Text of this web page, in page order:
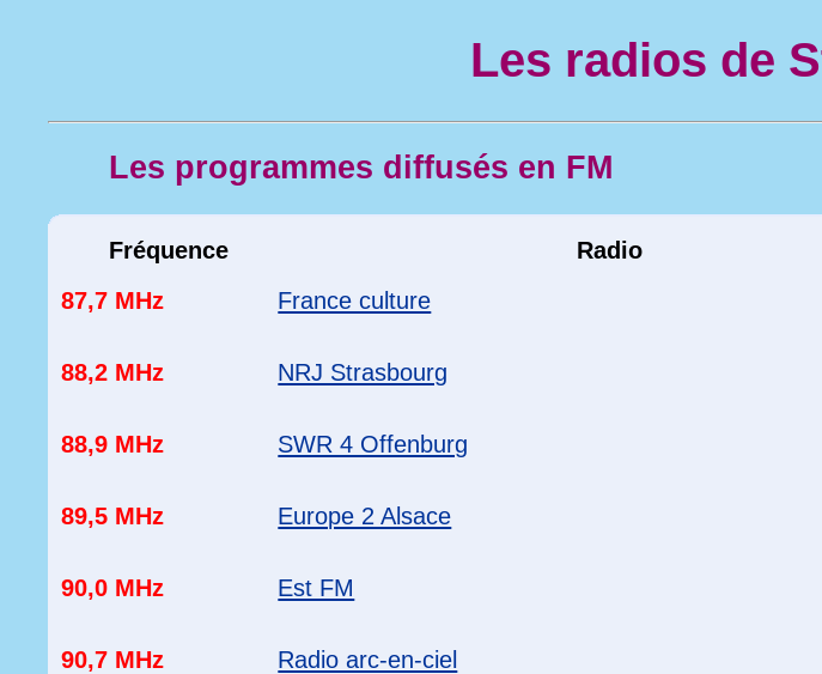
Les radios de
Les programmes diffusés en FM
Fréquence Radio
87,7 MHz
France culture
88,2 MHz NRJ Strasbourg
88,9 MHz SWR 4 Offenburg
89,5 MHz Europe 2 Alsace
90,0 MHz Est FM
90,7 MHz Radio arc-en-ciel